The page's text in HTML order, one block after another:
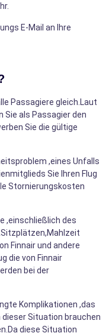
E-Mail an Ihre
Passagiere gleich.Laut
Sie als Passagier den
Sie die gültige
,eines Unfalls
Sie Ihren Flug
Stornierungskosten
,einschließlich des
Finnair und andere
die von Finnair
bei der
Komplikationen ,das
dieser Situation brauchen
diese Situation